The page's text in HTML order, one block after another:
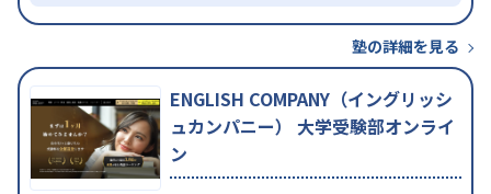
塾の詳細を見る
ENGLISH COMPANY（イングリッシ
ュカンパニー） 大学受験部オンライ
ン